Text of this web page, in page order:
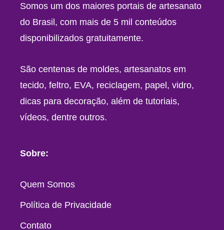
Somos um dos maiores portais de artesanato
do Brasil, com mais de 5 mil conteúdos
disponibilizados gratuitamente.
São centenas de moldes, artesanatos em
tecido, feltro, EVA, reciclagem, papel, vidro,
dicas para decoração, além de tutoriais,
vídeos, dentre outros.
Sobre:
Quem Somos
Política de Privacidade
Contato